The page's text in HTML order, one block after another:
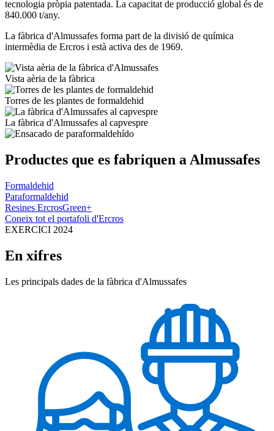
tecnologia pròpia patentada. La capacitat de producció global és de
840.000 t/any.
La fàbrica d'Almussafes forma part de la divisió de química
intermèdia de Ercros i està activa des de 1969.
Vista aèria de la fàbrica
Torres de les plantes de formaldehid
La fàbrica d'Almussafes al capvespre
Productes que es fabriquen a Almussafes
Formaldehid
Paraformaldehid
Resines ErcrosGreen+
Coneix tot el portafoli d'Ercros
EXERCICI 2024
En xifres
Les principals dades de la fàbrica d'Almussafes